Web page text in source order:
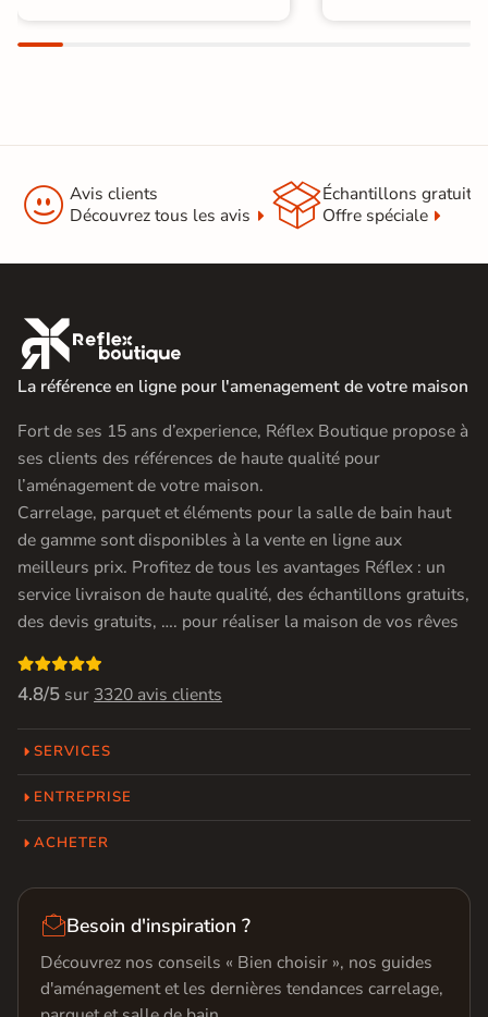
Format Simplifié
 Avis clients
Découvrez tous les avis
Échantillons gratuit
Offre spéciale

La référence en ligne pour l'amenagement de votre maison
Fort de ses 15 ans d’experience, Réflex Boutique propose à
ses clients des références de haute qualité pour
l’aménagement de votre maison.
Carrelage, parquet et éléments pour la salle de bain haut
de gamme sont disponibles à la vente en ligne aux
meilleurs prix. Profitez de tous les avantages Réflex : un
service livraison de haute qualité, des échantillons gratuits,
des devis gratuits, …. pour réaliser la maison de vos rêves

4.8/5 sur 3320 avis clients
SERVICES
ENTREPRISE
ACHETER
Besoin d'inspiration ?
Découvrez nos conseils « Bien choisir », nos guides
d'aménagement et les dernières tendances carrelage,